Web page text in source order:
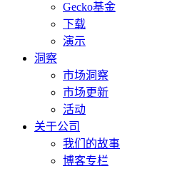
Gecko基金
下载
演示
洞察
市场洞察
市场更新
活动
关于公司
我们的故事
博客专栏